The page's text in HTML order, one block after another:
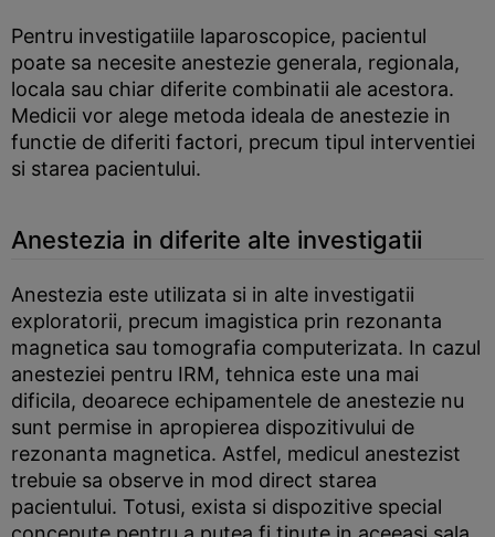
Pentru investigatiile laparoscopice, pacientul
poate sa necesite anestezie generala, regionala,
locala sau chiar diferite combinatii ale acestora.
Medicii vor alege metoda ideala de anestezie in
functie de diferiti factori, precum tipul interventiei
si starea pacientului.
Anestezia in diferite alte investigatii
Anestezia este utilizata si in alte investigatii
exploratorii, precum imagistica prin rezonanta
magnetica sau tomografia computerizata. In cazul
anesteziei pentru IRM, tehnica este una mai
dificila, deoarece echipamentele de anestezie nu
sunt permise in apropierea dispozitivului de
rezonanta magnetica. Astfel, medicul anestezist
trebuie sa observe in mod direct starea
pacientului. Totusi, exista si dispozitive special